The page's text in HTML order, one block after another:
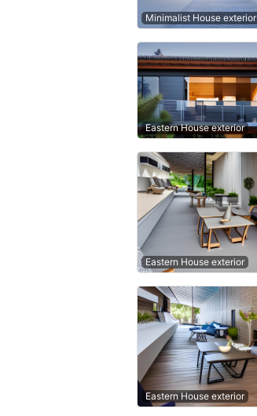
Minimalist House exterior
Eastern House exterior
Eastern House exterior
Eastern House exterior